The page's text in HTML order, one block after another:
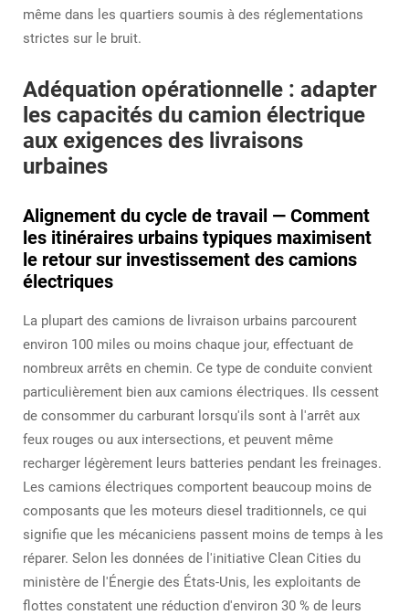
même dans les quartiers soumis à des réglementations
strictes sur le bruit.
Adéquation opérationnelle : adapter
les capacités du camion électrique
aux exigences des livraisons
urbaines
Alignement du cycle de travail — Comment
les itinéraires urbains typiques maximisent
le retour sur investissement des camions
électriques
La plupart des camions de livraison urbains parcourent
environ 100 miles ou moins chaque jour, effectuant de
nombreux arrêts en chemin. Ce type de conduite convient
particulièrement bien aux camions électriques. Ils cessent
de consommer du carburant lorsqu'ils sont à l'arrêt aux
feux rouges ou aux intersections, et peuvent même
recharger légèrement leurs batteries pendant les freinages.
Les camions électriques comportent beaucoup moins de
composants que les moteurs diesel traditionnels, ce qui
signifie que les mécaniciens passent moins de temps à les
réparer. Selon les données de l'initiative Clean Cities du
ministère de l'Énergie des États-Unis, les exploitants de
flottes constatent une réduction d'environ 30 % de leurs